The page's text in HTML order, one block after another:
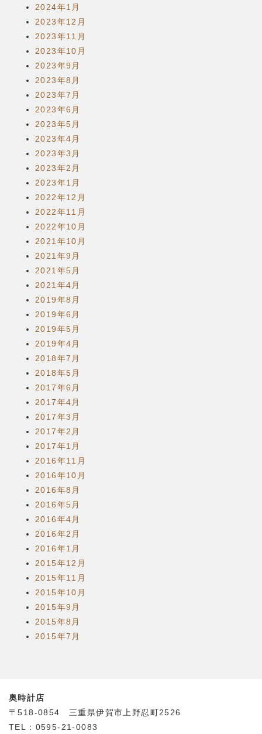
2024年1月
2023年12月
2023年11月
2023年10月
2023年9月
2023年8月
2023年7月
2023年6月
2023年5月
2023年4月
2023年3月
2023年2月
2023年1月
2022年12月
2022年11月
2022年10月
2021年10月
2021年9月
2021年5月
2021年4月
2019年8月
2019年6月
2019年5月
2019年4月
2018年7月
2018年5月
2017年6月
2017年4月
2017年3月
2017年2月
2017年1月
2016年11月
2016年10月
2016年8月
2016年5月
2016年4月
2016年2月
2016年1月
2015年12月
2015年11月
2015年10月
2015年9月
2015年8月
2015年7月
奥時計店
〒518-0854 三重県伊賀市上野忍町2526
TEL：0595-21-0083